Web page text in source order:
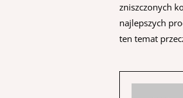
zniszczonych
najlepszych
ten temat